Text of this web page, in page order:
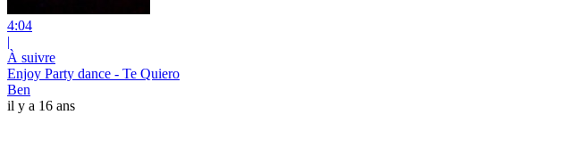
4:04
|
À suivre
Enjoy Party dance - Te Quiero
Ben
il y a 16 ans